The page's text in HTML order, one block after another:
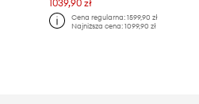
1039,90 zł
Cena regularna: 1599,90 zł
Najniższa cena: 1099,90 zł